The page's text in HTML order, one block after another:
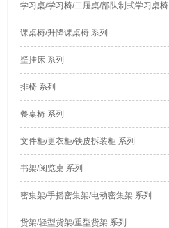
学习桌/学习椅/二屉桌/部队制式学习桌椅
课桌椅/升降课桌椅 系列
壁挂床 系列
排椅 系列
餐桌椅 系列
文件柜/更衣柜/铁皮拆装柜 系列
书架/阅览桌 系列
密集架/手摇密集架/电动密集架 系列
货架/轻型货架/重型货架 系列